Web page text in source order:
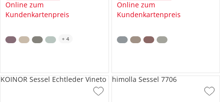
Online zum
Kundenkartenpreis
+ 4
Online zum
Kundenkartenpreis
KOINOR Sessel Echtleder Vineto himolla Sessel 7706